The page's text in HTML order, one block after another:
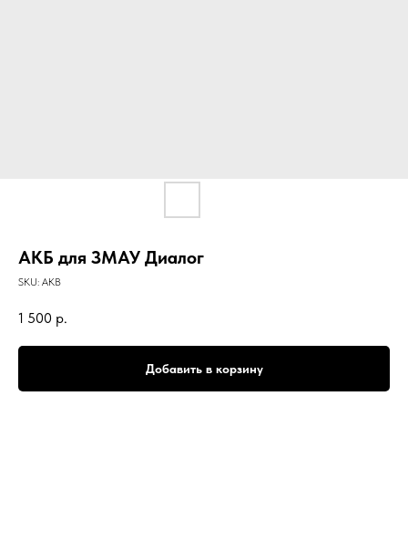
АКБ для ЗМАУ Диалог
SKU: AKB
1 500 р.
Добавить в корзину